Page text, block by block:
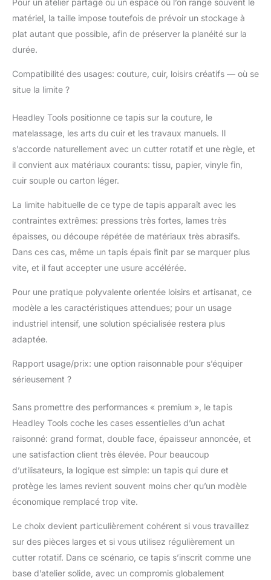
matériel, la taille impose toutefois de prévoir un stockage à
plat autant que possible, afin de préserver la planéité sur la
durée.
Compatibilité des usages: couture, cuir, loisirs créatifs — où se
situe la limite ?
Headley Tools positionne ce tapis sur la couture, le
matelassage, les arts du cuir et les travaux manuels. Il
s’accorde naturellement avec un cutter rotatif et une règle, et
il convient aux matériaux courants: tissu, papier, vinyle fin,
cuir souple ou carton léger.
La limite habituelle de ce type de tapis apparaît avec les
contraintes extrêmes: pressions très fortes, lames très
épaisses, ou découpe répétée de matériaux très abrasifs.
Dans ces cas, même un tapis épais finit par se marquer plus
vite, et il faut accepter une usure accélérée.
Pour une pratique polyvalente orientée loisirs et artisanat, ce
modèle a les caractéristiques attendues; pour un usage
industriel intensif, une solution spécialisée restera plus
adaptée.
Rapport usage/prix: une option raisonnable pour s’équiper
sérieusement ?
Sans promettre des performances « premium », le tapis
Headley Tools coche les cases essentielles d’un achat
raisonné: grand format, double face, épaisseur annoncée, et
une satisfaction client très élevée. Pour beaucoup
d’utilisateurs, la logique est simple: un tapis qui dure et
protège les lames revient souvent moins cher qu’un modèle
économique remplacé trop vite.
Le choix devient particulièrement cohérent si vous travaillez
sur des pièces larges et si vous utilisez régulièrement un
cutter rotatif. Dans ce scénario, ce tapis s’inscrit comme une
base d’atelier solide, avec un compromis globalement